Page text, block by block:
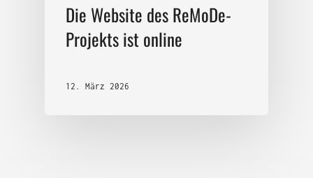
Die Website des ReMoDe-
Projekts ist online
12. März 2026